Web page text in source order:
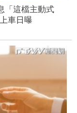
「這檔主動式
車日曝